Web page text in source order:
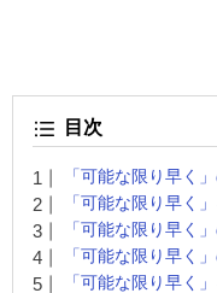
目次
「可能な限り早く
「可能な限り早く
「可能な限り早く
「可能な限り早く
「可能な限り早く